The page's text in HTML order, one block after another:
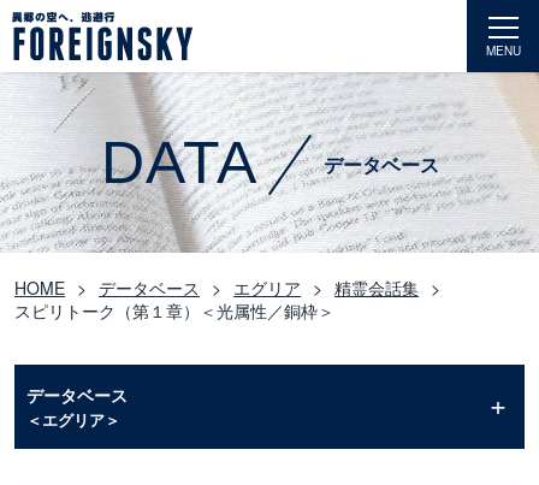
MENU
DATA データベース
HOME データベース エグリア
精霊会話集
スピリトーク（第１章）＜光属性／銅枠＞
データベース
＜エグリア＞